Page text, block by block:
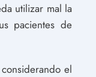
utilizar mal la
pacientes de
el